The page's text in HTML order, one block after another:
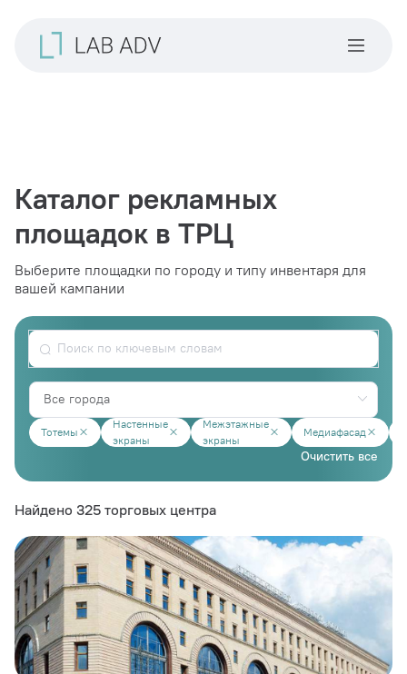
Каталог рекламных
площадок в ТРЦ
Выберите площадки по городу и типу инвентаря для
вашей кампании
Тотемы
Настенные
экраны
Межэтажные
экраны
Медиафасад
Очистить все
Найдено 325 торговых центра